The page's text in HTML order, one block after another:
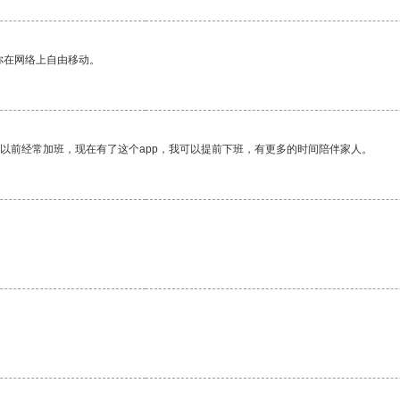
网络上自由移动。
经常加班，现在有了这个app，我可以提前下班，有更多的时间陪伴家人。